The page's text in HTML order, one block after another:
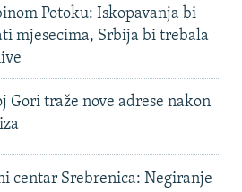
Potoku: Iskopavanja bi
mjesecima, Srbija bi trebala
Gori traže nove adrese nakon
centar Srebrenica: Negiranje